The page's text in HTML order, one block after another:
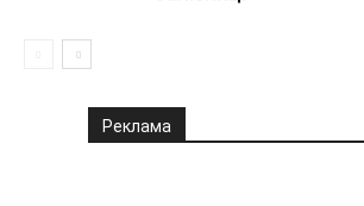
Реклама